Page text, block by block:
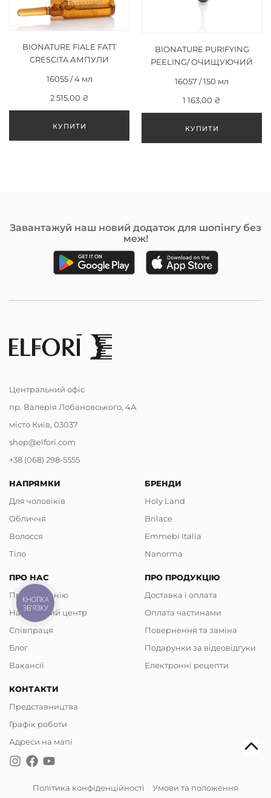
BIONATURE FIALE FATT
CRESCITA АМПУЛИ
16055 / 4 мл
2 515,00 ₴
BIONATURE PURIFYING
PEELING/ ОЧИЩУЮЧИЙ
16057 / 150 мл
1 163,00 ₴
Завантажуй наш новий додаток для шопінгу без
меж!
Центральний офіс
пр. Валерія Лобановського, 4А
місто Київ, 03037
shop@elfori.com
+38 (068) 298-5555
НАПРЯМКИ
Для чоловіків
Обличчя
Волосся
Тіло
БРЕНДИ
Holy Land
Brilace
Emmebi Italia
Nanorma
ПРО НАС
Про компанію
Навчальний центр
Співпраця
Блог
Вакансії
ПРО ПРОДУКЦІЮ
Доставка і оплата
Оплата частинами
Повернення та заміна
Подарунки за відеовідгуки
Електронні рецепти
КОНТАКТИ
Представництва
Графік роботи
Адреси на мапі
Політика конфіденційності Умови та положення
КНОПКА
ЗВ'ЯЗКУ